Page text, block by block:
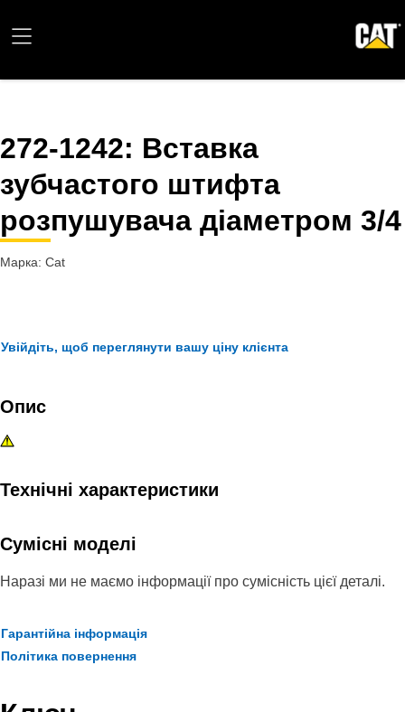
272-1242: Вставка
зубчастого штифта
розпушувача діаметром 3/4
Марка: Cat
Увійдіть, щоб переглянути вашу ціну клієнта
Опис
Технічні характеристики
Сумісні моделі
Наразі ми не маємо інформації про сумісність цієї деталі.
Гарантійна інформація
Політика повернення